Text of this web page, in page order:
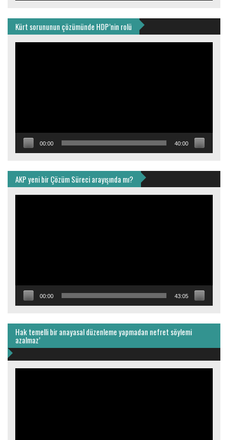
Kürt sorununun çözümünde HDP’nin rolü
00:00 40:00
AKP yeni bir Çözüm Süreci arayışında mı?
00:00 43:05
Hak temelli bir anayasal düzenleme yapmadan nefret söylemi
azalmaz’